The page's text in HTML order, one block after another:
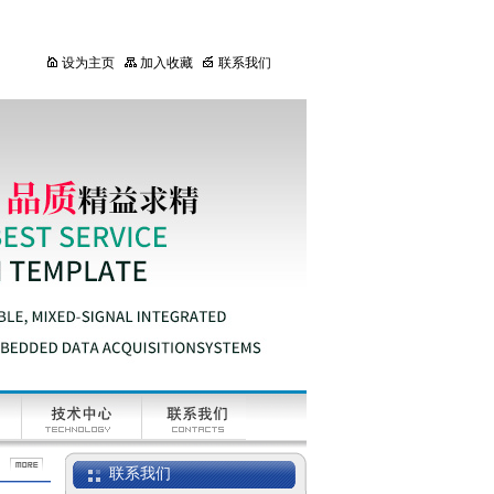
设为主页 加入收藏 联系我们
联系我们
HR-i系列分析天平
平